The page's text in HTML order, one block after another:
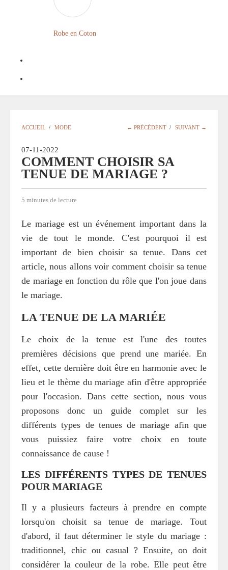
FLEURIE
Blog
?
Robe en Coton
ACCUEIL / MODE ← PRÉCÉDENT / SUIVANT →
07-11-2022
COMMENT CHOISIR SA
TENUE DE MARIAGE ?
5 minutes de lecture
Le mariage est un événement important dans la
vie de tout le monde. C'est pourquoi il est
important de bien choisir sa tenue. Dans cet
article, nous allons voir comment choisir sa tenue
de mariage en fonction du rôle que l'on joue dans
le mariage.
LA TENUE DE LA MARIÉE
Le choix de la tenue est l'une des toutes
premières décisions que prend une mariée. En
effet, cette dernière doit être en harmonie avec le
lieu et le thème du mariage afin d'être appropriée
pour l'occasion. Dans cette section, nous vous
proposons donc un guide complet sur les
différents types de tenues de mariage afin que
vous puissiez faire votre choix en toute
connaissance de cause !
LES DIFFÉRENTS TYPES DE TENUES
POUR MARIAGE
Il y a plusieurs facteurs à prendre en compte
lorsqu'on choisit sa tenue de mariage. Tout
d'abord, il faut déterminer le style du mariage :
traditionnel, chic ou casual ? Ensuite, on doit
considérer la couleur de la robe. Elle peut être